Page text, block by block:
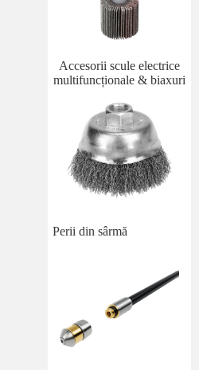
Accesorii scule electrice
multifuncționale & biaxuri
Perii din sârmă